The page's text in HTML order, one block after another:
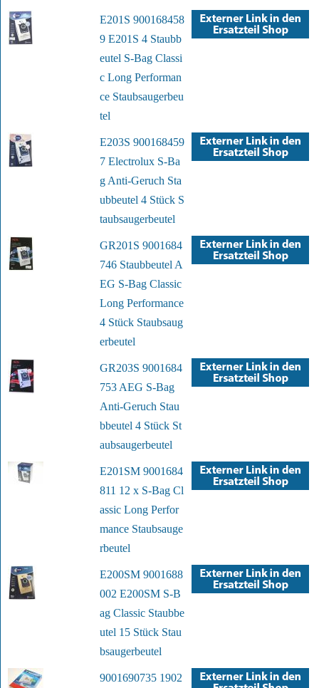
E201S 900168458
9 E201S 4 Staubb
eutel S-Bag Classi
c Long Performan
ce Staubsaugerbeu
tel
E203S 900168459
7 Electrolux S-Ba
g Anti-Geruch Sta
ubbeutel 4 Stück S
taubsaugerbeutel
GR201S 9001684
746 Staubbeutel A
EG S-Bag Classic
Long Performance
4 Stück Staubsaug
erbeutel
GR203S 9001684
753 AEG S-Bag
Anti-Geruch Stau
bbeutel 4 Stück St
aubsaugerbeutel
E201SM 9001684
811 12 x S-Bag Cl
assic Long Perfor
mance Staubsauge
rbeutel
E200SM 9001688
002 E200SM S-B
ag Classic Staubbe
utel 15 Stück Stau
bsaugerbeutel
9001690735 1902